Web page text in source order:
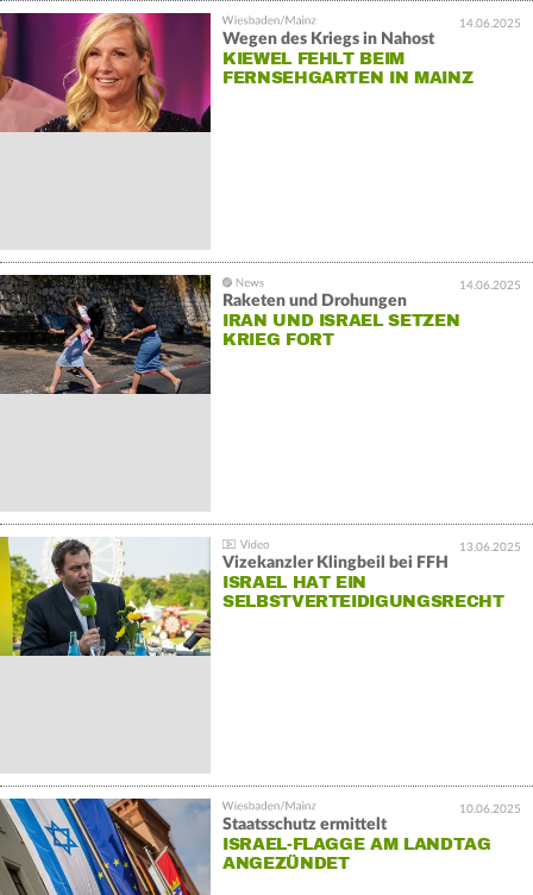
14.06.2025
Wegen des Kriegs in Nahost
KIEWEL FEHLT BEIM
FERNSEHGARTEN IN MAINZ
14.06.2025
Raketen und Drohungen
IRAN UND ISRAEL SETZEN
KRIEG FORT
13.06.2025
Vizekanzler Klingbeil bei FFH
ISRAEL HAT EIN
SELBSTVERTEIDIGUNGSRECHT
10.06.2025
Staatsschutz ermittelt
ISRAEL-FLAGGE AM LANDTAG
ANGEZÜNDET